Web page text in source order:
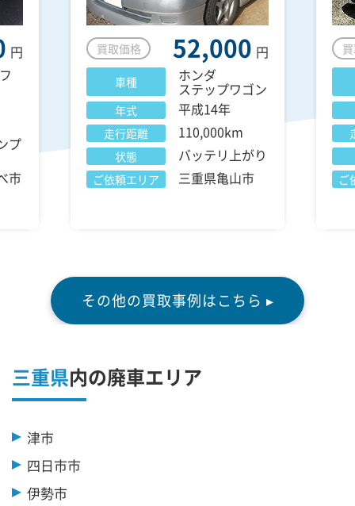
円
プ
市
買取価格 52,000 円
車種 ホンダ
ステップワゴン
年式 平成14年
走行距離 110,000km
状態 バッテリ上がり
ご依頼エリア 三重県亀山市 ご
その他の買取事例はこちら ▸
三重県内の廃車エリア
津市
四日市市
伊勢市